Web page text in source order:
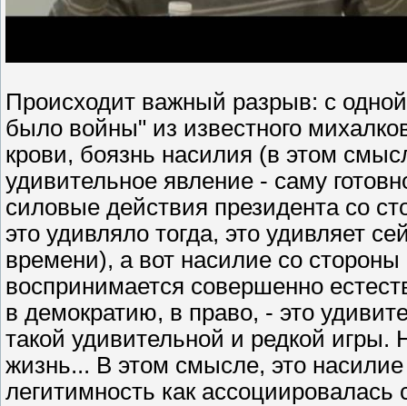
Происходит важный разрыв: с
было войны" из известного
крови, боязнь насилия (в этом
удивительное явление - саму
силовые действия президента со
это удивляло тогда, это удивляет
времени), а вот насилие со стороны
воспринимается совершенно
в демократию, в право, - это
такой удивительной и редкой игры.
жизнь... В этом смысле, это
легитимность как ассоциировалась